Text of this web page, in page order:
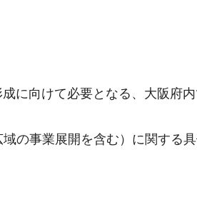
に向けて必要となる、大阪府
の事業展開を含む）に関する